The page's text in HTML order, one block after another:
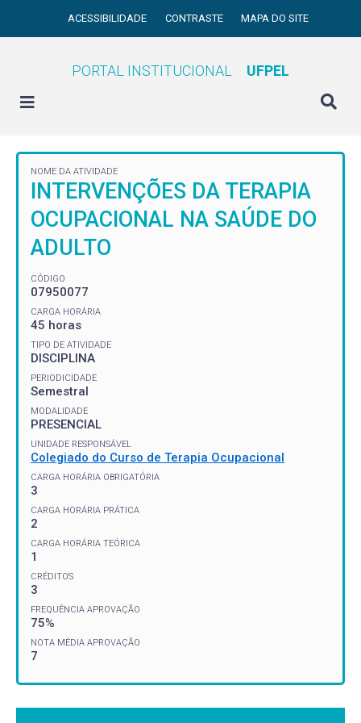
ACESSIBILIDADE CONTRASTE MAPA DO SITE
PORTAL INSTITUCIONAL UFPEL
NOME DA ATIVIDADE
INTERVENÇÕES DA TERAPIA
OCUPACIONAL NA SAÚDE DO
ADULTO
CÓDIGO
07950077
CARGA HORÁRIA
45 horas
TIPO DE ATIVIDADE
DISCIPLINA
PERIODICIDADE
Semestral
MODALIDADE
PRESENCIAL
UNIDADE RESPONSÁVEL
Colegiado do Curso de Terapia Ocupacional
CARGA HORÁRIA OBRIGATÓRIA
3
CARGA HORÁRIA PRÁTICA
2
CARGA HORÁRIA TEÓRICA
1
CRÉDITOS
3
FREQUÊNCIA APROVAÇÃO
75%
NOTA MÉDIA APROVAÇÃO
7